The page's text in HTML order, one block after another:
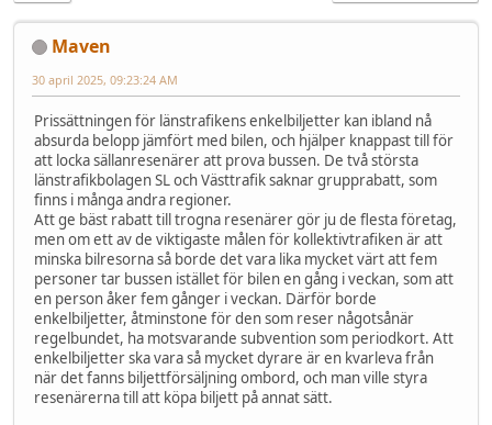
Maven
30 april 2025, 09:23:24 AM
Prissättningen för länstrafikens enkelbiljetter kan ibland nå
absurda belopp jämfört med bilen, och hjälper knappast till för
att locka sällanresenärer att prova bussen. De två största
länstrafikbolagen SL och Västtrafik saknar grupprabatt, som
finns i många andra regioner.
Att ge bäst rabatt till trogna resenärer gör ju de flesta företag,
men om ett av de viktigaste målen för kollektivtrafiken är att
minska bilresorna så borde det vara lika mycket värt att fem
personer tar bussen istället för bilen en gång i veckan, som att
en person åker fem gånger i veckan. Därför borde
enkelbiljetter, åtminstone för den som reser någotsånär
regelbundet, ha motsvarande subvention som periodkort. Att
enkelbiljetter ska vara så mycket dyrare är en kvarleva från
när det fanns biljettförsäljning ombord, och man ville styra
resenärerna till att köpa biljett på annat sätt.